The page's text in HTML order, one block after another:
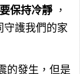
保持冷靜 ，
守護我們的家
的發生，但是